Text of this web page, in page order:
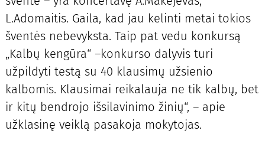
L.Adomaitis. Gaila, kad jau kelinti metai tokios
šventės nebevyksta. Taip pat vedu konkursą
„Kalbų kengūra“ –konkurso dalyvis turi
užpildyti testą su 40 klausimų užsienio
kalbomis. Klausimai reikalauja ne tik kalbų, bet
ir kitų bendrojo išsilavinimo žinių“, – apie
užklasinę veiklą pasakoja mokytojas.